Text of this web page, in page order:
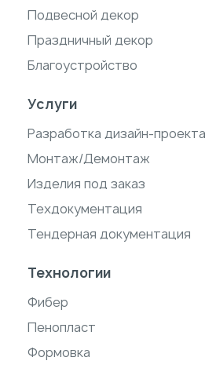
Подвесной декор
Праздничный декор
Благоустройство
Услуги
Разработка дизайн-проекта
Монтаж/Демонтаж
Изделия под заказ
Техдокументация
Тендерная документация
Технологии
Фибер
Пенопласт
Формовка